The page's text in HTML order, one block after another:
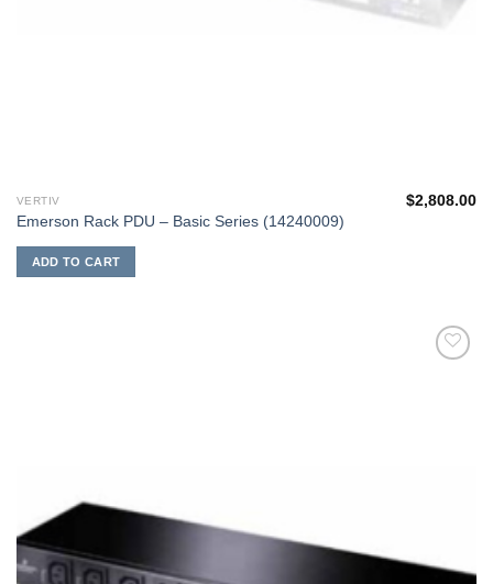
VERTIV
Emerson Rack PDU – Basic Series (14240009)
$2,808.00
ADD TO CART